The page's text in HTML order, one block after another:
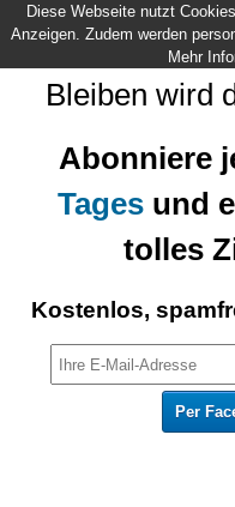
Bleiben wird
Abonniere
Tages und
tolles
Kostenlos,
Per
Diese Webseite nutzt
Anzeigen. Zudem werden
Mehr